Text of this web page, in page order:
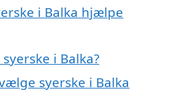
i Balka hjælpe
i Balka?
syerske i Balka